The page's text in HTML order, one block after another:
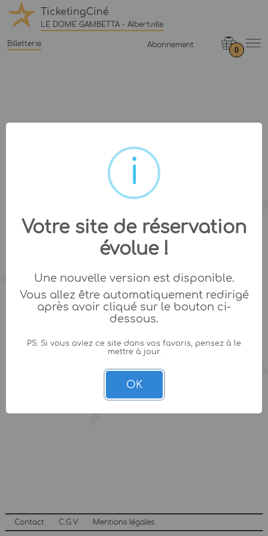
TicketingCiné
LE DOME GAMBETTA - Albertville
Billetterie Abonnement
0
Contact C.G.V Mentions légales
Votre site de réservation
évolue !
Une nouvelle version est disponible.
Vous allez être automatiquement redirigé
après avoir cliqué sur le bouton ci-
dessous.
PS: Si vous aviez ce site dans vos favoris, pensez à le
mettre à jour.
OK